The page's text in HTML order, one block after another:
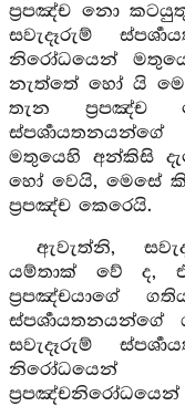
ප්‍රපඤ්ච නො
සවැදෑරුම්
නිරෝධයෙන්
නැත්තේ හෝ යි
තැන ප්‍රපඤ්ච
මතුයෙහි අන්කිසි
හෝ වෙයි, මෙසේ
ප්‍රපඤ්ච කෙරෙයි.
ඇවැත්නි,
යම්තාක් වේ ද,
ප්‍රපඤ්චයාගේ
සවැදෑරුම්
නිරෝධයෙන්
ප්‍රපඤ්චනිරෝධයෙන්